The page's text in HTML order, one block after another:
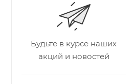
Будьте в курсе наших
акций и новостей